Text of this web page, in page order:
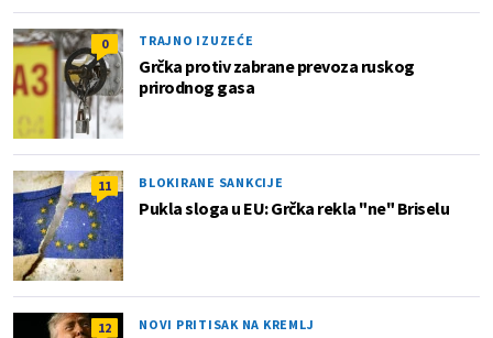
0 TRAJNO IZUZEĆE
Grčka protiv zabrane prevoza ruskog
prirodnog gasa
11 BLOKIRANE SANKCIJE
Pukla sloga u EU: Grčka rekla "ne" Briselu
12 NOVI PRITISAK NA KREMLJ